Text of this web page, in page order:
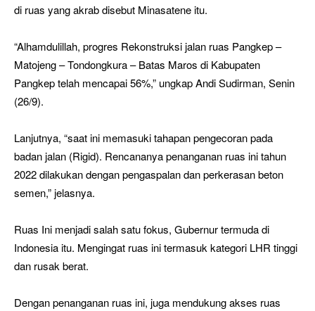
di ruas yang akrab disebut Minasatene itu.
“Alhamdulillah, progres Rekonstruksi jalan ruas Pangkep –
Matojeng – Tondongkura – Batas Maros di Kabupaten
Pangkep telah mencapai 56%,” ungkap Andi Sudirman, Senin
(26/9).
Lanjutnya, “saat ini memasuki tahapan pengecoran pada
badan jalan (Rigid). Rencananya penanganan ruas ini tahun
2022 dilakukan dengan pengaspalan dan perkerasan beton
semen,” jelasnya.
Ruas Ini menjadi salah satu fokus, Gubernur termuda di
Indonesia itu. Mengingat ruas ini termasuk kategori LHR tinggi
dan rusak berat.
Dengan penanganan ruas ini, juga mendukung akses ruas